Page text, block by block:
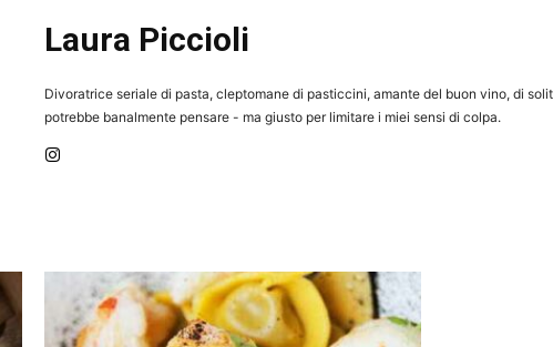
Laura Piccioli
Divoratrice seriale di pasta, cleptomane di pasticcini, amante del buon vino, di
potrebbe banalmente pensare - ma giusto per limitare i miei sensi di colpa.